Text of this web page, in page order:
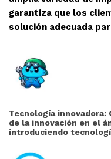
garantiza que los
solución adecuada
Tecnología innovadora:
de la innovación en el
introduciendo